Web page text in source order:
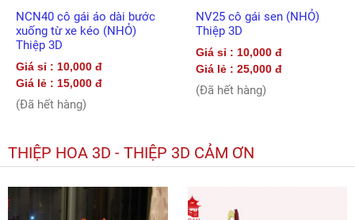
NCN40 cô gái áo dài bước
xuống từ xe kéo (NHỎ)
Thiệp 3D
Giá sỉ : 10,000 đ
Giá lẻ : 15,000 đ
(Đã hết hàng)
NV25 cô gái sen (NHỎ)
Thiệp 3D
Giá sỉ : 10,000 đ
Giá lẻ : 25,000 đ
(Đã hết hàng)
THIỆP HOA 3D - THIỆP 3D CẢM ƠN